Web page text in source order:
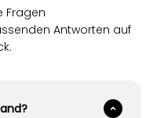
Fragen
Antworten auf